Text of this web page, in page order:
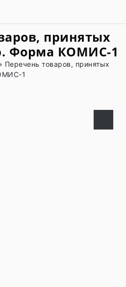
принятых
Форма КОМИС-1
Перечень товаров, принятых
1